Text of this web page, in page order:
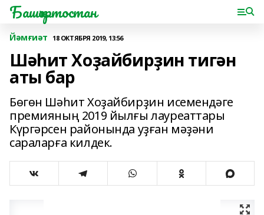
Башҡортостан
Йәмғиәт 18 ОКТЯБРЯ 2019, 13:56
Шәһит Хоҙайбирҙин тигән
аты бар
Бөгөн Шәһит Хоҙайбирҙин исемендәге
премияның 2019 йылғы лауреаттары
Күргәрсен районында уҙған мәҙәни
сараларға килдек.